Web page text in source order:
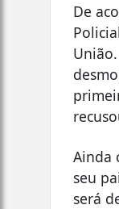
De
Ainda
seu
será